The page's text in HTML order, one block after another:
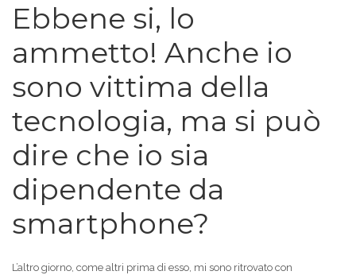
Ebbene si, lo
ammetto! Anche io
sono vittima della
tecnologia, ma si può
dire che io sia
dipendente da
smartphone?
L’altro giorno, come altri prima di esso, mi sono ritrovato con